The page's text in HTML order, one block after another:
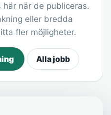
när de publiceras.
eller bredda
fler möjligheter.
Alla jobb